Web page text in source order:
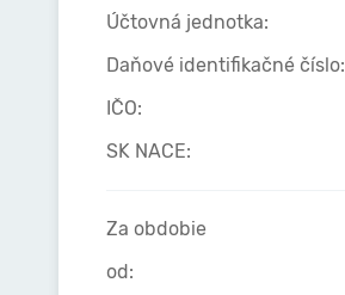
Účtovná jednotka:
Daňové identifikačné číslo:
IČO:
SK NACE:
Za obdobie
od: